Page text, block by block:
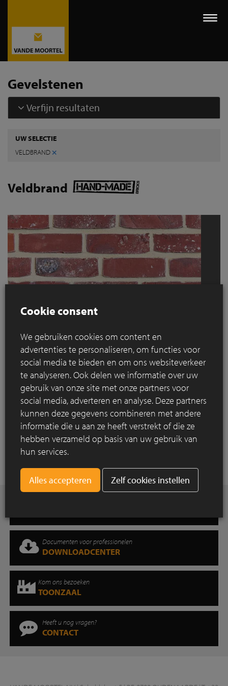
Gevelstenen
Verfijn resultaten
UW SELECTIE
VELDBRAND ×
Veldbrand
Veldbrand Rood
Een volle, onbezande, authentieke kolen gebrande baksteen
met unieke kleurschakeringen. De kleur is helder rood en
sterk genuanceerd van rood, rood-bruin tot rood-blauw. Door
de natuurlijke reductie met steenkool hebben sommige
gevelstenen een licht veldbrandaspect en bevatten een
aantal zichtzijden van de steen steenkoolresten en sporen
Documenten voor professionelen
DOWNLOADCENTER
Kom ons bezoeken
TOONZAAL
Heeft u nog vragen?
CONTACT
Cookie consent
We gebruiken cookies om content en
advertenties te personaliseren, om functies voor
social media te bieden en om ons websiteverkeer
te analyseren. Ook delen we informatie over uw
gebruik van onze site met onze partners voor
social media, adverteren en analyse. Deze partners
kunnen deze gegevens combineren met andere
informatie die u aan ze heeft verstrekt of die ze
hebben verzameld op basis van uw gebruik van
hun services.
Zelf cookies instellen